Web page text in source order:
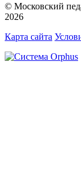
© Московский
2026
Карта сайта